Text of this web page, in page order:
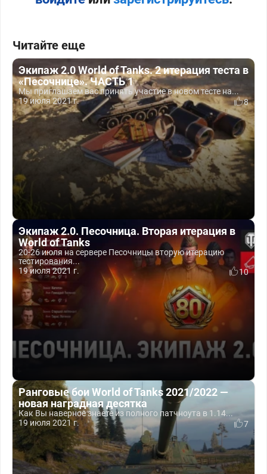
Читайте еще
Экипаж 2.0 World of Tanks. 2 итерация теста в
«Песочнице». ЧАСТЬ 1
Мы приглашаем вас принять участие в новом тесте на...
19 июля 2021 г.
8
Экипаж 2.0. Песочница. Вторая итерация в
World of Tanks
20-26 июля на сервере Песочницы вторую итерацию
тестирования...
19 июля 2021 г.
10
Ранговые бои World of Tanks 2021/2022 —
новая наградная десятка
Как Вы наверное знаете из полного патчноута в 1.14...
19 июля 2021 г.
7